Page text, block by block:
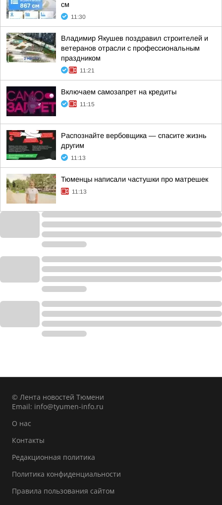
см
11:30
Владимир Якушев поздравил строителей и
ветеранов отрасли с профессиональным
праздником
11:21
Включаем самозапрет на кредиты
11:15
Распознайте вербовщика — спасите жизнь
другим
11:13
Тюменцы написали частушки про матрешек
11:13
© Лента новостей Тюмени
Email: info@tyumen-info.ru
О нас
Контакты
Редакционная политика
Политика конфиденциальности
Правила пользования сайтом